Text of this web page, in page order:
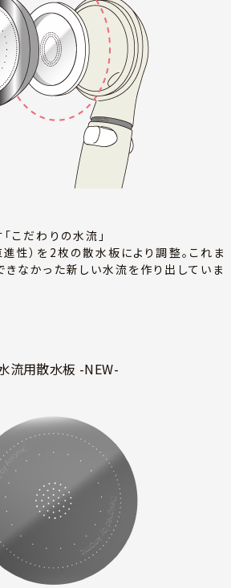
こだわりの水流」
性）を2枚の散水板により調整。これま
なかった新しい水流を作り出していま
流用散水板 -NEW-